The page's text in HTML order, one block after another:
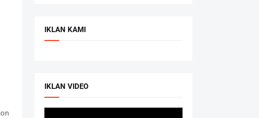
IKLAN KAMI
IKLAN VIDEO